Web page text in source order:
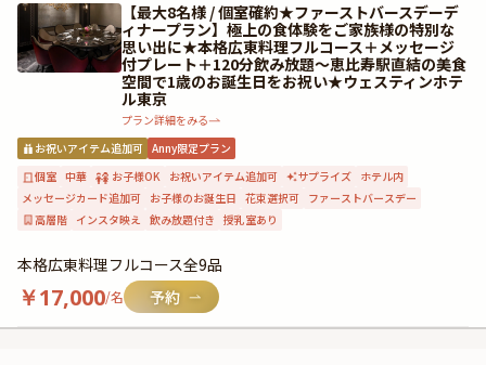
【最大8名様 / 個室確約★ファーストバースデーデ
ィナープラン】極上の食体験をご家族様の特別な
思い出に★本格広東料理フルコース＋メッセージ
付プレート＋120分飲み放題〜恵比寿駅直結の美食
空間で1歳のお誕生日をお祝い★ウェスティンホテ
ル東京
プラン詳細をみる
お祝いアイテム追加可 Anny限定プラン
個室 中華 お子様OK お祝いアイテム追加可 サプライズ ホテル内
メッセージカード追加可 お子様のお誕生日 花束選択可 ファーストバースデー
高層階 インスタ映え 飲み放題付き 授乳室あり
本格広東料理フルコース全9品
￥17,000/名